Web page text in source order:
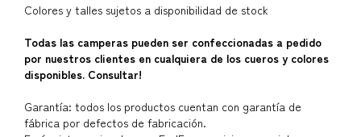
Colores y talles sujetos a disponibilidad de stock
Todas las camperas pueden ser confeccionadas a pedido
por nuestros clientes en cualquiera de los cueros y colores
disponibles. Consultar!
Garantía: todos los productos cuentan con garantía de
fábrica por defectos de fabricación.